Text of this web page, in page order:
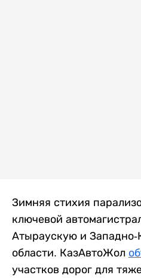
Зимняя стихия
ключевой
Атыраускую и Западно-
области. КазАвтоЖол
участков дорог для